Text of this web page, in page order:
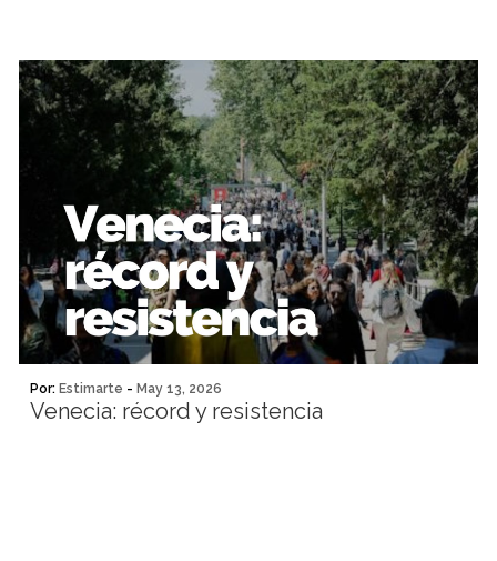
Por: Estimarte - May 13, 2026
Venecia: récord y resistencia